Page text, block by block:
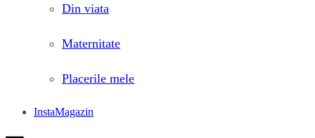
Din viata
Maternitate
Placerile mele
InstaMagazin